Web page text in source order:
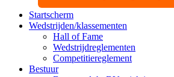
Startscherm
Wedstrijden/klassementen
Hall of Fame
Wedstrijdreglementen
Competitiereglement
Bestuur